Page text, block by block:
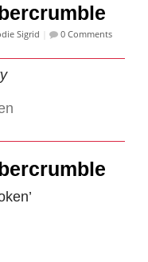
Sigrid | 0 Comments